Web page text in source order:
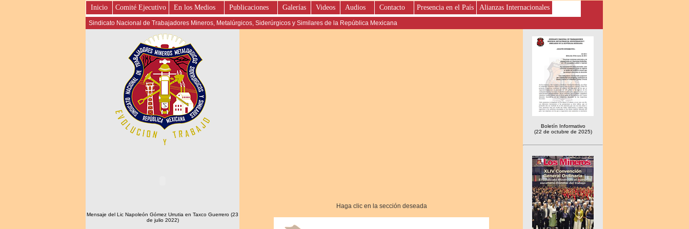
Inicio Comité Ejecutivo En los Medios Publicaciones Galerías Videos Audios Contacto Presencia en el País Alianzas Internacionales
Sindicato Nacional de Trabajadores Mineros, Metalúrgicos, Siderúrgicos y Similares de la República Mexicana
Mensaje del Lic Napoleón Gómez Urrutia en Taxco Guerrero (23
de julio 2022)
Haga clic en la sección deseada
Boletín Informativo
(22 de octubre de 2025)